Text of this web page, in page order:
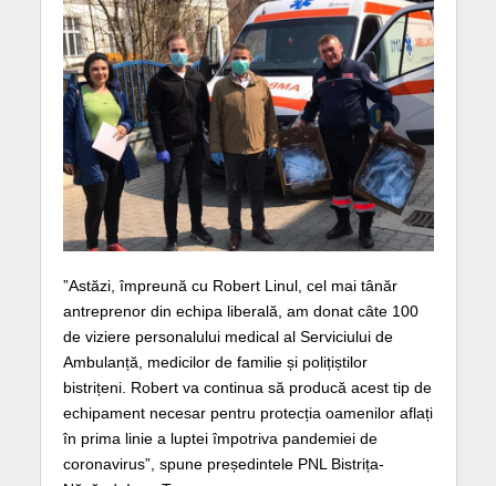
”Astăzi, împreună cu Robert Linul, cel mai tânăr
antreprenor din echipa liberală, am donat câte 100
de viziere personalului medical al Serviciului de
Ambulanță, medicilor de familie și polițiștilor
bistrițeni. Robert va continua să producă acest tip de
echipament necesar pentru protecția oamenilor aflați
în prima linie a luptei împotriva pandemiei de
coronavirus”, spune președintele PNL Bistrița-